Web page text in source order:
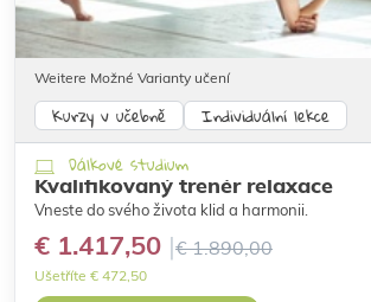
Weitere Možné Varianty učení
Dálkové studium
Kurzy v učebně Individuální lekce
Kvalifikovaný trenér relaxace
Vneste do svého života klid a harmonii.
€ 1.417,50 € 1.890,00
Ušetříte € 472,50